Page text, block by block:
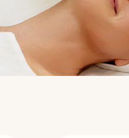
услуг от опытных